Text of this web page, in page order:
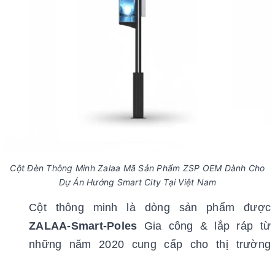
Cột Đèn Thông Minh Zalaa Mã Sản Phẩm ZSP OEM Dành Cho
Dự Án Hướng Smart City Tại Việt Nam
Cột thông minh là dòng sản phẩm được
ZALAA-Smart-Poles Gia công & lắp ráp từ
những năm 2020 cung cấp cho thị trường